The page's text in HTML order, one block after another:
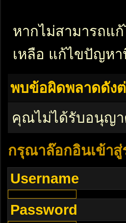
หากไม่สามารถแ
เหลือ แก้ไขปัญห
พบข้อผิดพลาดดัง
คุณไม่ได้รับอนุญา
กรุณาล๊อกอินเข้าสู่
Username
Password